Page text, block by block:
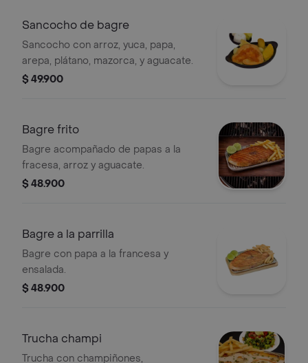
Sancocho de bagre
Sancocho con arroz, yuca, papa,
arepa, plátano, mazorca, y aguacate.
$ 49.900
Bagre frito
Bagre acompañado de papas a la
fracesa, arroz y aguacate.
$ 48.900
Bagre a la parrilla
Bagre con papa a la francesa y
ensalada.
$ 48.900
Trucha champi
Trucha con champiñones,